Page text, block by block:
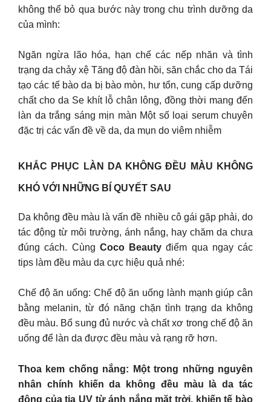
không thể bỏ qua bước này trong chu trình dưỡng da
của mình:
Ngăn ngừa lão hóa, hạn chế các nếp nhăn và tình
trạng da chảy xệ Tăng độ đàn hồi, săn chắc cho da Tái
tạo các tế bào da bị bào mòn, hư tổn, cung cấp dưỡng
chất cho da Se khít lỗ chân lông, đồng thời mang đến
làn da trắng sáng mịn màn Một số loại serum chuyên
đặc trị các vấn đề về da, da mụn do viêm nhiễm
KHẮC PHỤC LÀN DA KHÔNG ĐỀU MÀU​ KHÔNG
KHÓ VỚI NHỮNG BÍ QUYẾT SAU
Da không đều màu là vấn đề nhiều cô gái gặp phải, do
tác động từ môi trường, ánh nắng, hay chăm da chưa
đúng cách. Cùng Coco Beauty điểm qua ngay các
tips làm đều màu da cực hiệu quả nhé:
Chế độ ăn uống: Chế độ ăn uống lành mạnh giúp cân
bằng melanin, từ đó năng chặn tình trạng da không
đều màu. Bổ sung đủ nước và chất xơ trong chế độ ăn
uống để làn da được đều màu và rạng rỡ hơn. ​
Thoa kem chống nắng: Một trong những nguyên
nhân chính khiến da không đều màu là da tác
động của tia UV từ ánh nắng mặt trời, khiến tế bào